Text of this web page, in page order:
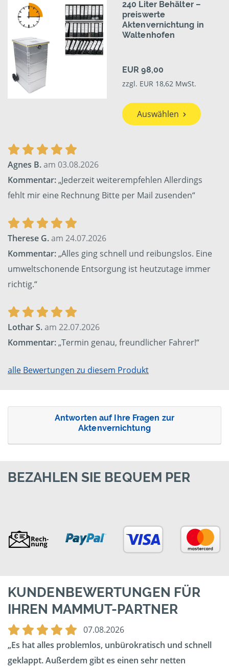
240 Liter Behälter –
preiswerte
Aktenvernichtung in
Waltenhofen
EUR 98,00
zzgl. EUR 18,62 MwSt.
Auswählen
Agnes B.am 03.08.2026
Kommentar:„Jederzeit weiterempfehlen Allerdings
fehlt mir eine Rechnung Bitte per Mail zusenden“
Therese G.am 24.07.2026
Kommentar:„Alles ging schnell und reibungslos. Eine
umweltschonende Entsorgung ist heutzutage immer
richtig.“
Lothar S.am 22.07.2026
Kommentar:„Termin genau, freundlicher Fahrer!“
alle Bewertungen zu diesem Produkt
Antworten auf Ihre Fragen zur
Aktenvernichtung
BEZAHLEN SIE BEQUEM PER
KUNDENBEWERTUNGEN FÜR
IHREN MAMMUT-PARTNER
07.08.2026
Es hat alles problemlos, unbürokratisch und schnell
geklappt. Außerdem gibt es einen sehr netten